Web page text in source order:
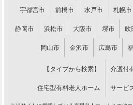
宇都宮市 前橋市 水戸市 札幌市
静岡市 浜松市 大阪市 堺市 吹
岡山市 金沢市 広島市
【タイプから検索】 介護付
住宅型有料老人ホーム サービ